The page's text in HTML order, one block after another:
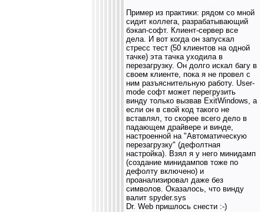
Пример из практики: рядом со мной
сидит коллега, разрабатывающий
бэкап-софт. Клиент-сервер все
дела. И вот когда он запускал
стресс тест (50 клиентов на одной
тачке) эта тачка уходила в
перезагрузку. Он долго искал багу в
своем клиенте, пока я не провел с
ним разъяснительную работу. User-
mode софт может перегрузить
винду только вызвав ExitWindows, а
если он в свой код такого не
вставлял, то скорее всего дело в
падающем драйвере и винде,
настроенной на "Автоматическую
перезагрузку" (дефолтная
настройка). Взял я у него минидамп
(создание минидампов тоже по
дефолту включено) и
проанализировал даже без
символов. Оказалось, что винду
валит spyder.sys
Dr. Web пришлось снести :-)